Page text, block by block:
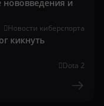
нововведения и
Новости киберспорта
кикнуть
Dota 2